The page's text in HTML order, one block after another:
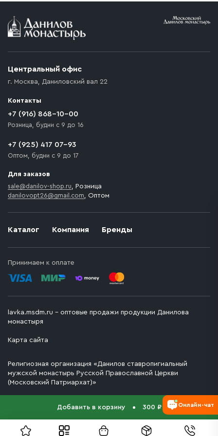
Добавить в корзину 300 ₽
Условия доставки
возникают препятствия для подъезда автомобиля,
которое максимально близко к месту запланированной
движения. Если на территории места назначения
доставки предусмотрен платный въезд, то Покупателю
необходимо компенсировать стоимость въезда
Каталог Компания Бренды
Принимаем к оплате
Центральный офис
г. Москва, Даниловский вал 22
Контакты
+7 (916) 868-10-00
Розница, будни с 9 до 16
+7 (925) 417 07-93
Оптом, будни с 9 до 17
Для заказов
sale@danilov-shop.ru, Розница
danilovopt26@gmail.com, Оптом
lavka.msdm.ru – оптовые продажи продукции Данилова
монастыря
Карта сайта
Религиозная организация «Данилов ставропигиальный
мужской монастырь Русской Православной Церкви
(Московский Патриархат)»
Онлайн-чат